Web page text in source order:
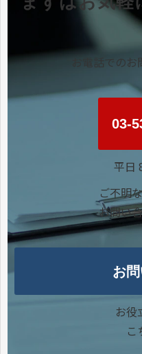
お電話での
03-
平日
ご不明
お問い
お
お役
こ